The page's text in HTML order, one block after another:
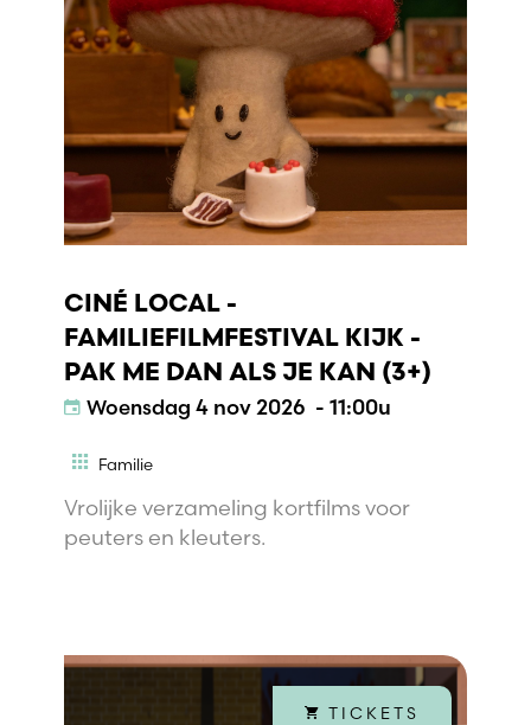
CINÉ LOCAL -
FAMILIEFILMFESTIVAL KIJK -
PAK ME DAN ALS JE KAN (3+)
Woensdag 4 nov 2026 - 11:00u
Familie
Vrolijke verzameling kortfilms voor
peuters en kleuters.
TICKETS